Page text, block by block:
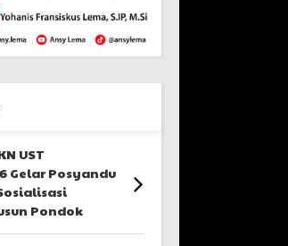
UST
Gelar Posyandu
Pondok